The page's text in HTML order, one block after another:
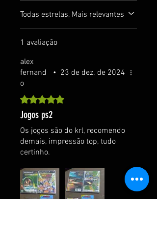
Todas estrelas, Mais relevantes
1 avaliação
alex
fernand
o
• 23 de dez. de 2024
Rated 5 out of 5 stars.
Jogos ps2
Os jogos são do krl, recomendo
demais, impressão top, tudo
certinho.